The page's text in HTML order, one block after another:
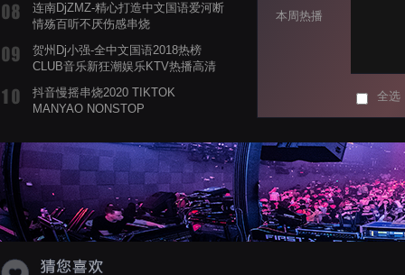
连南DjZMZ-精心打造中文国语爱河断
情殇百听不厌伤感串烧
贺州Dj小强-全中文国语2018热榜
CLUB音乐新狂潮娱乐KTV热播高清
抖音慢摇串烧2020 TIKTOK
MANYAO NONSTOP
蝉爸爸妈妈爱存在夏天的风是想你的
声音啊
本周热播
全选